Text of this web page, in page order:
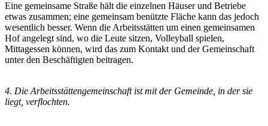
Eine gemeinsame Straße hält die einzelnen Häuser und Betriebe
etwas zusammen; eine gemeinsam benützte Fläche kann das jedoch
wesentlich besser. Wenn die Arbeitsstätten um einen gemeinsamen
Hof angelegt sind, wo die Leute sitzen, Volleyball spielen,
Mittagessen können, wird das zum Kontakt und der Gemeinschaft
unter den Beschäftigten beitragen.
4. Die Arbeitsstättengemeinschaft ist mit der Gemeinde, in der sie
liegt, verflochten.